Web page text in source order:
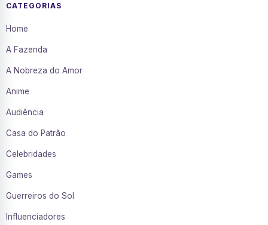
CATEGORIAS
Home
A Fazenda
A Nobreza do Amor
Anime
Audiência
Casa do Patrão
Celebridades
Games
Guerreiros do Sol
Influenciadores